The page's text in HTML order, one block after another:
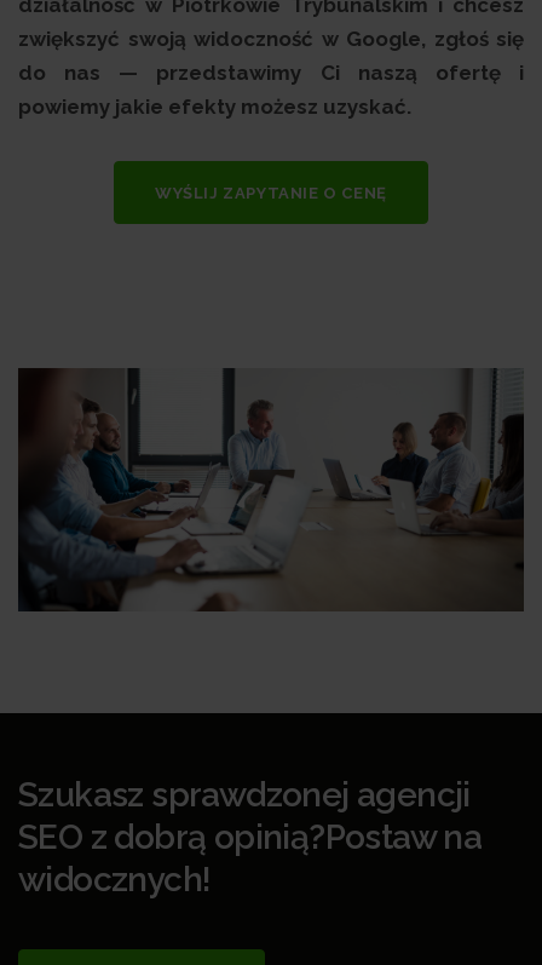
działalność w Piotrkowie Trybunalskim i chcesz
zwiększyć swoją widoczność w Google, zgłoś się
do nas — przedstawimy Ci naszą ofertę i
powiemy jakie efekty możesz uzyskać.
WYŚLIJ ZAPYTANIE O CENĘ
Szukasz sprawdzonej agencji
SEO z dobrą opinią?Postaw na
widocznych!